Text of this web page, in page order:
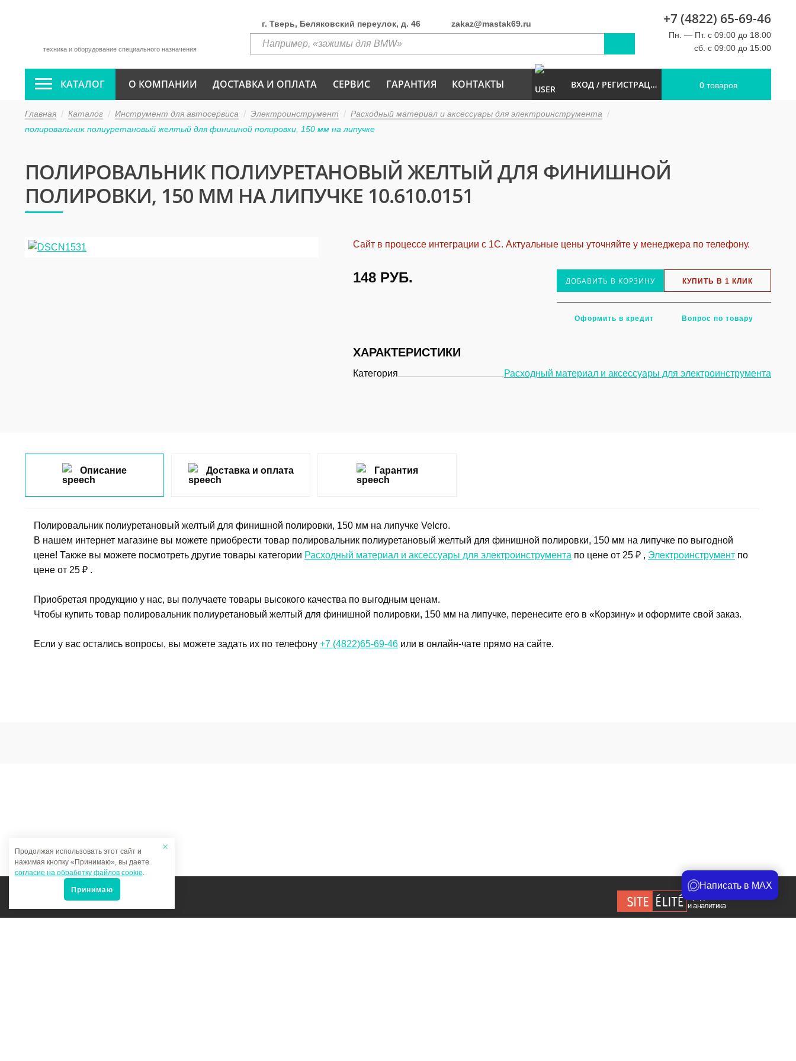
техника и оборудование специального назначения
г. Тверь, Беляковский переулок, д. 46 zakaz@mastak69.ru +7 (4822) 65-69-46
Пн. — Пт. с 09:00 до 18:00
сб. с 09:00 до 15:00
КАТАЛОГ О КОМПАНИИ ДОСТАВКА И ОПЛАТА СЕРВИС ГАРАНТИЯ КОНТАКТЫ ВХОД / РЕГИСТРАЦИЯ 0 товаров
Главная Каталог Инструмент для автосервиса Электроинструмент
Расходный материал и аксессуары для электроинструмента
полировальник полиуретановый желтый для финишной полировки, 150 мм на липучке
ПОЛИРОВАЛЬНИК ПОЛИУРЕТАНОВЫЙ ЖЕЛТЫЙ ДЛЯ ФИНИШНОЙ
ПОЛИРОВКИ, 150 ММ НА ЛИПУЧКЕ 10.610.0151
Сайт в процессе интеграции с 1С. Актуальные цены уточняйте у менеджера по телефону.
148 РУБ. ДОБАВИТЬ В КОРЗИНУ КУПИТЬ В 1 КЛИК
Оформить в кредит Вопрос по товару
ХАРАКТЕРИСТИКИ
Категория Расходный материал и аксессуары для электроинструмента
Описание
Полировальник полиуретановый желтый для финишной полировки, 150 мм на липучке Velcro.
В нашем интернет магазине вы можете приобрести товар полировальник полиуретановый желтый для финишной полировки, 150 мм на липучке по выгодной
цене! Также вы можете посмотреть другие товары категории Расходный материал и аксессуары для электроинструмента по цене от 25 ₽ , Электроинструмент по
цене от 25 ₽ .
Приобретая продукцию у нас, вы получаете товары высокого качества по выгодным ценам.
Чтобы купить товар полировальник полиуретановый желтый для финишной полировки, 150 мм на липучке, перенесите его в «Корзину» и оформите свой заказ.
Если у вас остались вопросы, вы можете задать их по телефону +7 (4822)65-69-46 или в онлайн-чате прямо на сайте.
Доставка и оплата Гарантия
и аналитика
Продолжая использовать этот сайт и
нажимая кнопку «Принимаю», вы даете
согласие на обработку файлов cookie.
Принимаю Написать в MAX